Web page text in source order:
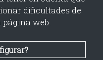
dificultades de
web.